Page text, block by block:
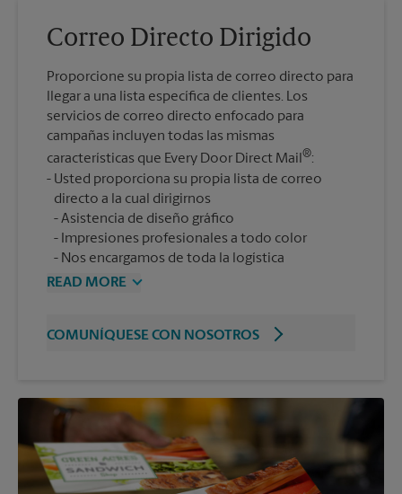
Correo Directo Dirigido
Proporcione su propia lista de correo directo para
llegar a una lista específica de clientes. Los
servicios de correo directo enfocado para
campañas incluyen todas las mismas
características que Every Door Direct Mail®:
Usted proporciona su propia lista de correo
Asistencia de diseño gráfico
Impresiones profesionales a todo color
Nos encargamos de toda la logística
READ MORE
COMUNÍQUESE CON NOSOTROS